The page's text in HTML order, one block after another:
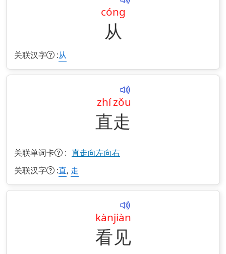
从
cóng
关联汉字 :从
直
zhí
走
zǒu
关联单词卡 : 直走向左向右
关联汉字 :直, 走
看
kàn
见
jiàn